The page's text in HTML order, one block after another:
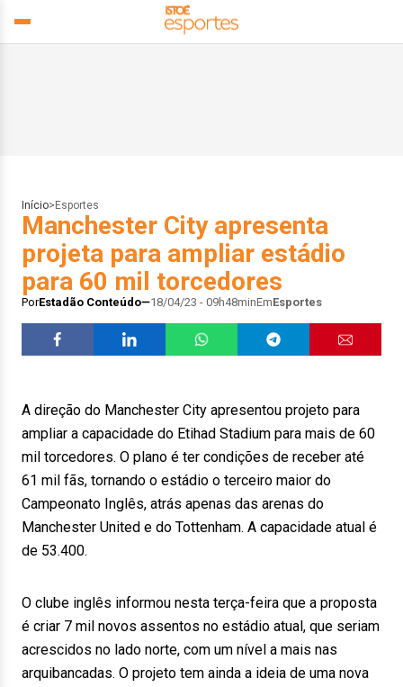
Início> Esportes
Manchester City apresenta
projeta para ampliar estádio
para 60 mil torcedores
PorEstadão Conteúdo 18/04/23 - 09h48minEmEsportes
A direção do Manchester City apresentou projeto para
ampliar a capacidade do Etihad Stadium para mais de 60
mil torcedores. O plano é ter condições de receber até
61 mil fãs, tornando o estádio o terceiro maior do
Campeonato Inglês, atrás apenas das arenas do
Manchester United e do Tottenham. A capacidade atual é
de 53.400.
O clube inglês informou nesta terça-feira que a proposta
é criar 7 mil novos assentos no estádio atual, que seriam
acrescidos no lado norte, com um nível a mais nas
arquibancadas. O projeto tem ainda a ideia de uma nova